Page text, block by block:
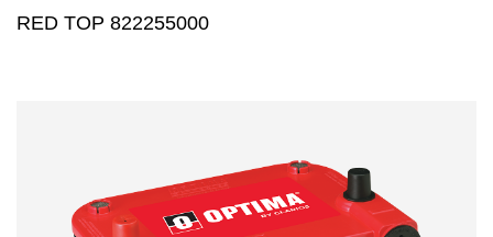
RED TOP 822255000